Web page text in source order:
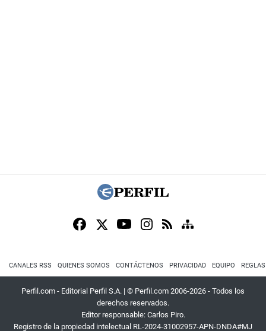
CANALES RSS QUIENES SOMOS CONTÁCTENOS PRIVACIDAD EQUIPO
Perfil.com - Editorial Perfil S.A. | © Perfil.com 2006-2026 - Todos los
derechos reservados.
Editor responsable: Carlos Piro.
Registro de la propiedad intelectual RL-2024-31002957-APN-DNDA#MJ